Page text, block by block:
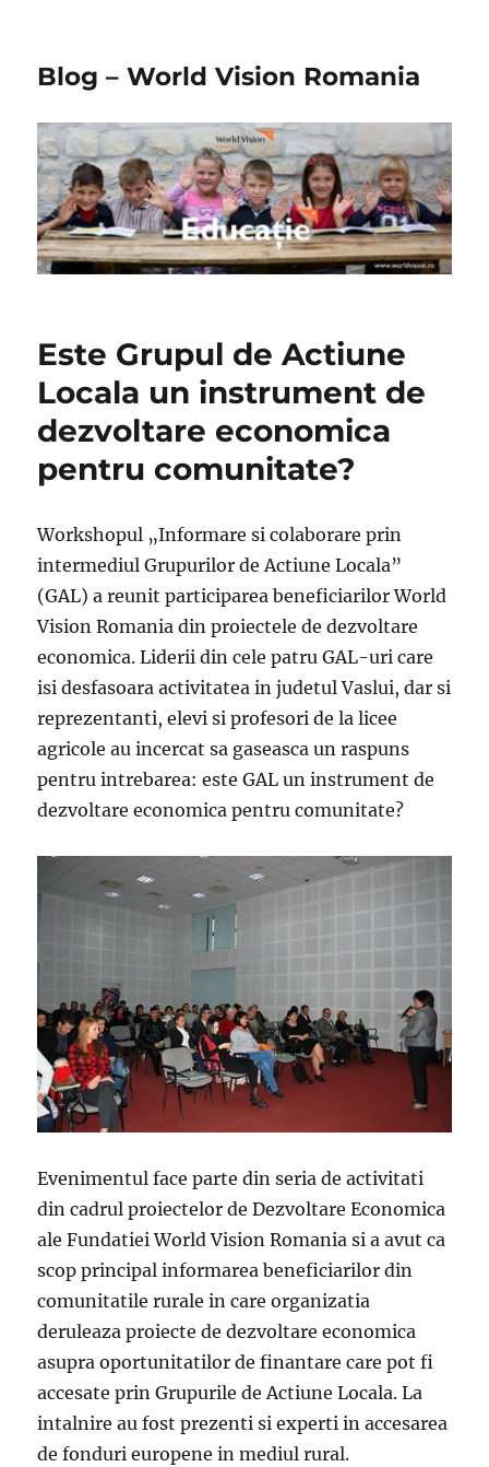
Blog – World Vision Romania
Este Grupul de Actiune
Locala un instrument de
dezvoltare economica
pentru comunitate?
Workshopul „Informare si colaborare prin
intermediul Grupurilor de Actiune Locala”
(GAL) a reunit participarea beneficiarilor World
Vision Romania din proiectele de dezvoltare
economica. Liderii din cele patru GAL-uri care
isi desfasoara activitatea in judetul Vaslui, dar si
reprezentanti, elevi si profesori de la licee
agricole au incercat sa gaseasca un raspuns
pentru intrebarea: este GAL un instrument de
dezvoltare economica pentru comunitate?
Evenimentul face parte din seria de activitati
din cadrul proiectelor de Dezvoltare Economica
ale Fundatiei World Vision Romania si a avut ca
scop principal informarea beneficiarilor din
comunitatile rurale in care organizatia
deruleaza proiecte de dezvoltare economica
asupra oportunitatilor de finantare care pot fi
accesate prin Grupurile de Actiune Locala. La
intalnire au fost prezenti si experti in accesarea
de fonduri europene in mediul rural.